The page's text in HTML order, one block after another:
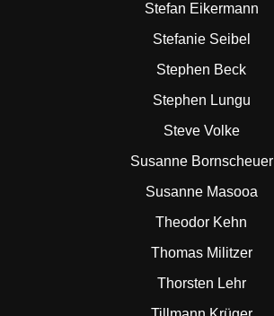
Stefan Eikermann
Stefanie Seibel
Stephen Beck
Stephen Lungu
Steve Volke
Susanne Bornscheuer
Susanne Masooa
Theodor Kehn
Thomas Militzer
Thorsten Lehr